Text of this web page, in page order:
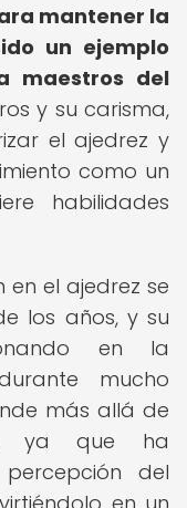
mantener la
un ejemplo
maestros del
y su carisma,
el ajedrez y
como un
habilidades
en el ajedrez se
los años, y su
en la
mucho
más allá de
ya que ha
del